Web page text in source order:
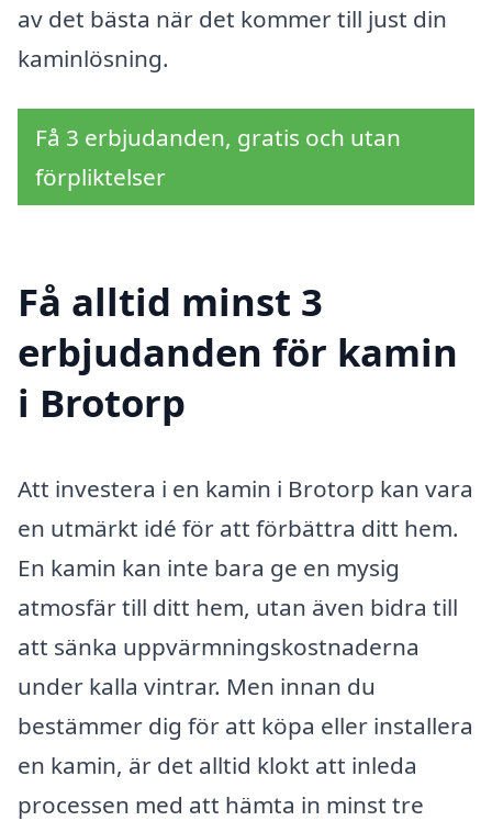
av det bästa när det kommer till just din
kaminlösning.
Få 3 erbjudanden, gratis och utan
förpliktelser
Få alltid minst 3
erbjudanden för kamin
i Brotorp
Att investera i en kamin i Brotorp kan vara
en utmärkt idé för att förbättra ditt hem.
En kamin kan inte bara ge en mysig
atmosfär till ditt hem, utan även bidra till
att sänka uppvärmningskostnaderna
under kalla vintrar. Men innan du
bestämmer dig för att köpa eller installera
en kamin, är det alltid klokt att inleda
processen med att hämta in minst tre